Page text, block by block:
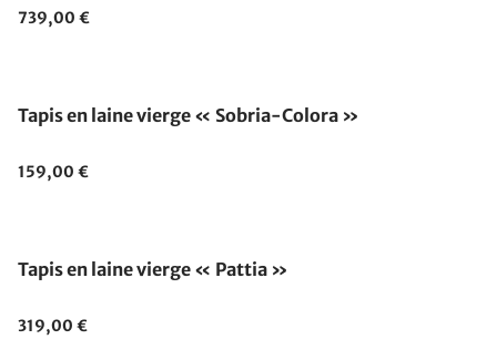
739,00 €
Tapis en laine vierge « Sobria-Colora »
159,00 €
Tapis en laine vierge « Pattia »
319,00 €